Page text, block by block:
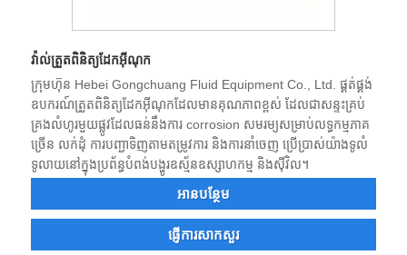
វ៉ាល់ត្រួតពិនិត្យដែកអ៊ីណុក
ក្រុមហ៊ុន Hebei Gongchuang Fluid Equipment Co., Ltd. ផ្គត់ផ្គង់
ឧបករណ៍ត្រួតពិនិត្យដែកអ៊ីណុកដែលមានគុណភាពខ្ពស់ ដែលជាសន្ទះគ្រប់
គ្រងលំហូរមួយផ្លូវដែលធន់នឹងការ corrosion សមរម្យសម្រាប់លទ្ធកម្មភាគ
ច្រើន លក់ដុំ ការបញ្ជាទិញតាមតម្រូវការ និងការនាំចេញ ប្រើប្រាស់យ៉ាងទូលំ
ទូលាយនៅក្នុងប្រព័ន្ធបំពង់បង្ហូរឧស្ម័នឧស្សាហកម្ម និងស៊ីវិល។
អាន​បន្ថែម
ផ្ញើការសាកសួរ